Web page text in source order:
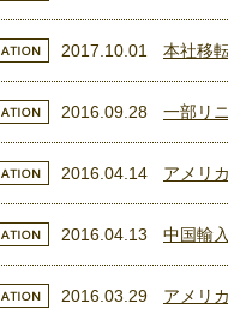
2017.10.01 本社移
2016.09.28 一部リ
2016.04.14 アメリ
2016.04.13 中国輸
2016.03.29 アメリ